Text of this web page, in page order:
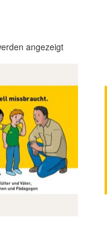
angezeigtNach